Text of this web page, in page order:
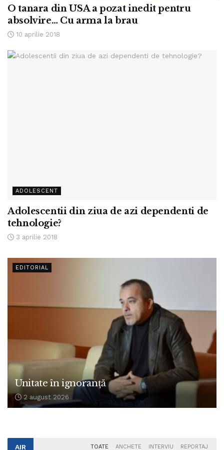
O tanara din USA a pozat inedit pentru
absolvire… Cu arma la brau
10 aprilie 2018
ADOLESCENT
Adolescentii din ziua de azi dependenti de
tehnologie?
3 aprilie 2018
EDITORIAL
Unitate în ignoranță
2 august 2026
AIR TOATE ANCHETE INTERVIU REPORTAJ